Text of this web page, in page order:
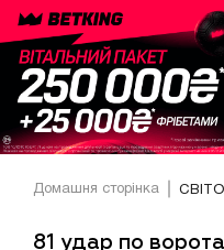
Домашня сторінка
81 удар по